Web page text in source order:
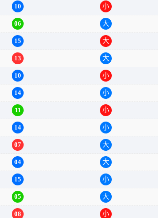
10 小
10 小
06 大
15 大
13 大
10 小
14 小
11 小
14 小
07 大
04 大
15 小
05 大